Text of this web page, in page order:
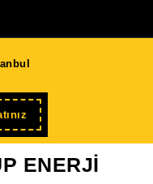
Şimdi
kayıt
ENERJİ